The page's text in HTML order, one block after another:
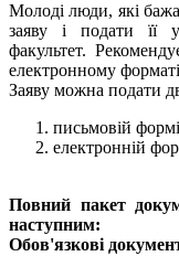
Молоді люди, які
заяву і подати її
факультет.
електронному
Заяву можна подати
письмовій
електронній
Повний пакет
наступним:
Обов'язкові